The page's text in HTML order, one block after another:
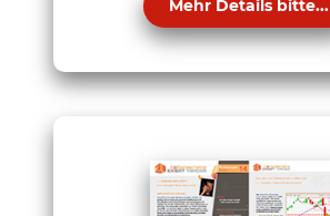
Mehr Details bitte...